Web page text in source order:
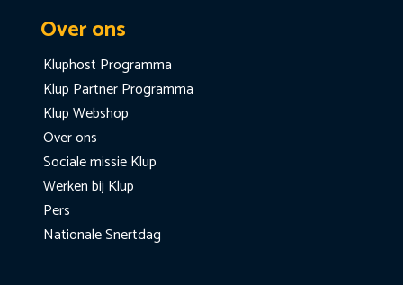
Over ons
Kluphost Programma
Klup Partner Programma
Klup Webshop
Over ons
Sociale missie Klup
Werken bij Klup
Pers
Nationale Snertdag